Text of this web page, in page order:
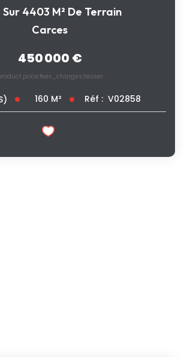
4403 M² De Terrain
Carces
450 000 €
160 M² Réf : V02858